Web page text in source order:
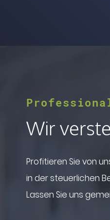
Wir
Profitieren Sie von
in der steuerlichen
Lassen Sie uns